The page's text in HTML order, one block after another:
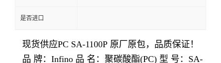
是否进口
现货供应PC SA-1100P 原厂原包，品质保证！
品 牌：Infino 品 名：聚碳酸酯(PC) 型 号：SA-